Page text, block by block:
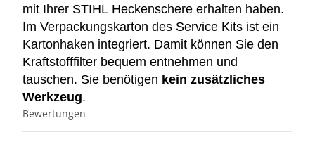
mit Ihrer STIHL Heckenschere erhalten haben.
Im Verpackungskarton des Service Kits ist ein
Kartonhaken integriert. Damit können Sie den
Kraftstofffilter bequem entnehmen und
tauschen. Sie benötigen kein zusätzliches
Werkzeug.
Bewertungen